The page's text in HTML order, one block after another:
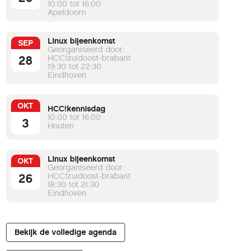
10:00 tot 16:00
Apeldoorn
SEP
28
Linux bijeenkomst
Georganiseerd door:
HCC!zuidoost-brabant
19:30 tot 22:30
Eindhoven
OKT
3
HCC!kennisdag
10:00 tot 16:00
Houten
OKT
26
Linux bijeenkomst
Georganiseerd door:
HCC!zuidoost-brabant
18:30 tot 21:30
Eindhoven
Bekijk de volledige agenda